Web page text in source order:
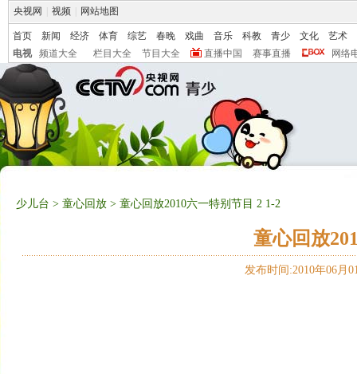
央视网 视频 网站地图
首页 新闻 经济 体育 综艺 春晚 戏曲 音乐 科教 青少 文化
艺术
电视
频道大全 栏目大全 节目大全 直播中国 赛事直播 网络
少儿台 > 童心回放 > 童心回放2010六一特别节目 2 1-2
童心回放
发布时间:2010年06月